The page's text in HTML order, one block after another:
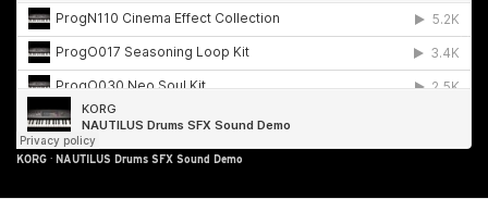
KORG · NAUTILUS Drums SFX Sound Demo